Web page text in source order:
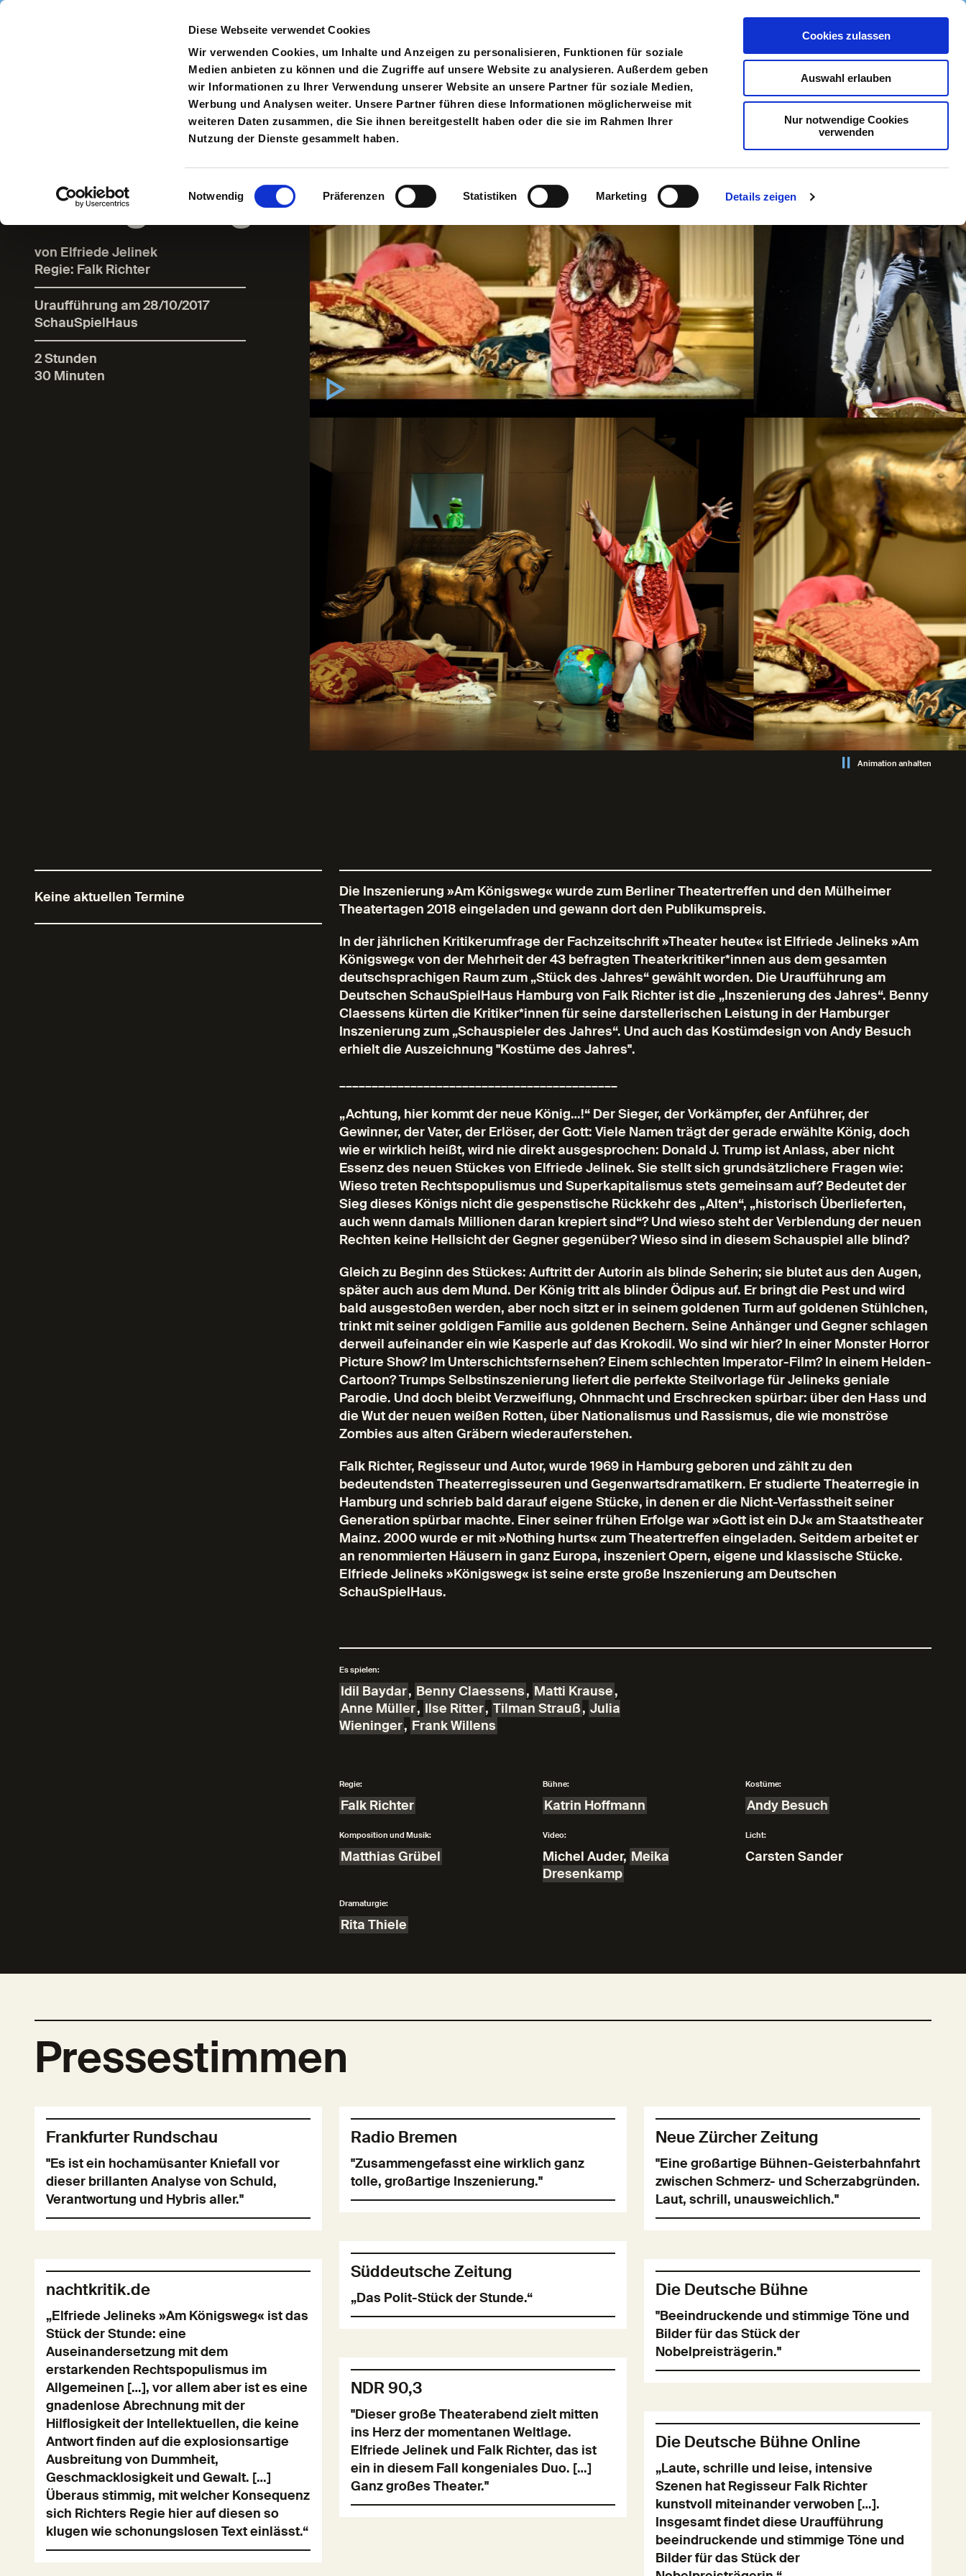
Diese Webseite verwendet Cookies
Wir verwenden Cookies, um Inhalte und Anzeigen zu personalisieren, Funktionen für soziale
Medien anbieten zu können und die Zugriffe auf unsere Website zu analysieren. Außerdem geben
wir Informationen zu Ihrer Verwendung unserer Website an unsere Partner für soziale Medien,
Werbung und Analysen weiter. Unsere Partner führen diese Informationen möglicherweise mit
weiteren Daten zusammen, die Sie ihnen bereitgestellt haben oder die sie im Rahmen Ihrer
Nutzung der Dienste gesammelt haben.
Einwilligungsauswahl
Notwendig Präferenzen Statistiken Marketing Details zeigen
Cookies zulassen
Auswahl erlauben
Nur notwendige Cookies
verwenden
Direkt zum Inhalt
Spielplan Toggle search input Suche Anmelden Anmeldung
Königsweg
von Elfriede Jelinek
Regie: Falk Richter
Uraufführung am 28/10/2017
SchauSpielHaus
2 Stunden
30 Minuten
Animation anhalten
Keine aktuellen Termine
Die Inszenierung »Am Königsweg« wurde zum Berliner Theatertreffen und den Mülheimer
Theatertagen 2018 eingeladen und gewann dort den Publikumspreis.
In der jährlichen Kritikerumfrage der Fachzeitschrift »Theater heute« ist Elfriede Jelineks »Am
Königsweg« von der Mehrheit der 43 befragten Theaterkritiker*innen aus dem gesamten
deutschsprachigen Raum zum „Stück des Jahres“ gewählt worden. Die Uraufführung am
Deutschen SchauSpielHaus Hamburg von Falk Richter ist die „Inszenierung des Jahres“. Benny
Claessens kürten die Kritiker*innen für seine darstellerischen Leistung in der Hamburger
Inszenierung zum „Schauspieler des Jahres“. Und auch das Kostümdesign von Andy Besuch
erhielt die Auszeichnung "Kostüme des Jahres".
___________________________________________
„Achtung, hier kommt der neue König…!“ Der Sieger, der Vorkämpfer, der Anführer, der
Gewinner, der Vater, der Erlöser, der Gott: Viele Namen trägt der gerade erwählte König, doch
wie er wirklich heißt, wird nie direkt ausgesprochen: Donald J. Trump ist Anlass, aber nicht
Essenz des neuen Stückes von Elfriede Jelinek. Sie stellt sich grundsätzlichere Fragen wie:
Wieso treten Rechtspopulismus und Superkapitalismus stets gemeinsam auf? Bedeutet der
Sieg dieses Königs nicht die gespenstische Rückkehr des „Alten“, „historisch Überlieferten,
auch wenn damals Millionen daran krepiert sind“? Und wieso steht der Verblendung der neuen
Rechten keine Hellsicht der Gegner gegenüber? Wieso sind in diesem Schauspiel alle blind?
Gleich zu Beginn des Stückes: Auftritt der Autorin als blinde Seherin; sie blutet aus den Augen,
später auch aus dem Mund. Der König tritt als blinder Ödipus auf. Er bringt die Pest und wird
bald ausgestoßen werden, aber noch sitzt er in seinem goldenen Turm auf goldenen Stühlchen,
trinkt mit seiner goldigen Familie aus goldenen Bechern. Seine Anhänger und Gegner schlagen
derweil aufeinander ein wie Kasperle auf das Krokodil. Wo sind wir hier? In einer Monster Horror
Picture Show? Im Unterschichtsfernsehen? Einem schlechten Imperator-Film? In einem Helden-
Cartoon? Trumps Selbstinszenierung liefert die perfekte Steilvorlage für Jelineks geniale
Parodie. Und doch bleibt Verzweiflung, Ohnmacht und Erschrecken spürbar: über den Hass und
die Wut der neuen weißen Rotten, über Nationalismus und Rassismus, die wie monströse
Zombies aus alten Gräbern wiederauferstehen.
Falk Richter, Regisseur und Autor, wurde 1969 in Hamburg geboren und zählt zu den
bedeutendsten Theaterregisseuren und Gegenwartsdramatikern. Er studierte Theaterregie in
Hamburg und schrieb bald darauf eigene Stücke, in denen er die Nicht-Verfasstheit seiner
Generation spürbar machte. Einer seiner frühen Erfolge war »Gott ist ein DJ« am Staatstheater
Mainz. 2000 wurde er mit »Nothing hurts« zum Theatertreffen eingeladen. Seitdem arbeitet er
an renommierten Häusern in ganz Europa, inszeniert Opern, eigene und klassische Stücke.
Elfriede Jelineks »Königsweg« ist seine erste große Inszenierung am Deutschen
SchauSpielHaus.
Es spielen:
Idil Baydar, Benny Claessens, Matti Krause,
Anne Müller, Ilse Ritter, Tilman Strauß, Julia
Wieninger, Frank Willens
Regie:
Falk Richter
Bühne:
Katrin Hoffmann
Kostüme:
Andy Besuch
Komposition und Musik:
Matthias Grübel
Video:
Michel Auder, Meika
Dresenkamp
Licht:
Carsten Sander
Dramaturgie:
Rita Thiele
Pressestimmen
Frankfurter Rundschau
"Es ist ein hochamüsanter Kniefall vor
dieser brillanten Analyse von Schuld,
Verantwortung und Hybris aller."
Radio Bremen
"Zusammengefasst eine wirklich ganz
tolle, großartige Inszenierung."
Neue Zürcher Zeitung
"Eine großartige Bühnen-Geisterbahnfahrt
zwischen Schmerz- und Scherzabgründen.
Laut, schrill, unausweichlich."
nachtkritik.de
„Elfriede Jelineks »Am Königsweg« ist das
Stück der Stunde: eine
Auseinandersetzung mit dem
erstarkenden Rechtspopulismus im
Allgemeinen […], vor allem aber ist es eine
gnadenlose Abrechnung mit der
Hilflosigkeit der Intellektuellen, die keine
Antwort finden auf die explosionsartige
Ausbreitung von Dummheit,
Geschmacklosigkeit und Gewalt. […]
Überaus stimmig, mit welcher Konsequenz
sich Richters Regie hier auf diesen so
klugen wie schonungslosen Text einlässt.“
Süddeutsche Zeitung
„Das Polit-Stück der Stunde.“ Die Deutsche Bühne
"Beeindruckende und stimmige Töne und
Bilder für das Stück der
Nobelpreisträgerin."
NDR 90,3
"Dieser große Theaterabend zielt mitten
ins Herz der momentanen Weltlage.
Elfriede Jelinek und Falk Richter, das ist
ein in diesem Fall kongeniales Duo. […]
Ganz großes Theater."
Die Deutsche Bühne Online
„Laute, schrille und leise, intensive
Szenen hat Regisseur Falk Richter
kunstvoll miteinander verwoben […].
Insgesamt findet diese Uraufführung
beeindruckende und stimmige Töne und
Bilder für das Stück der